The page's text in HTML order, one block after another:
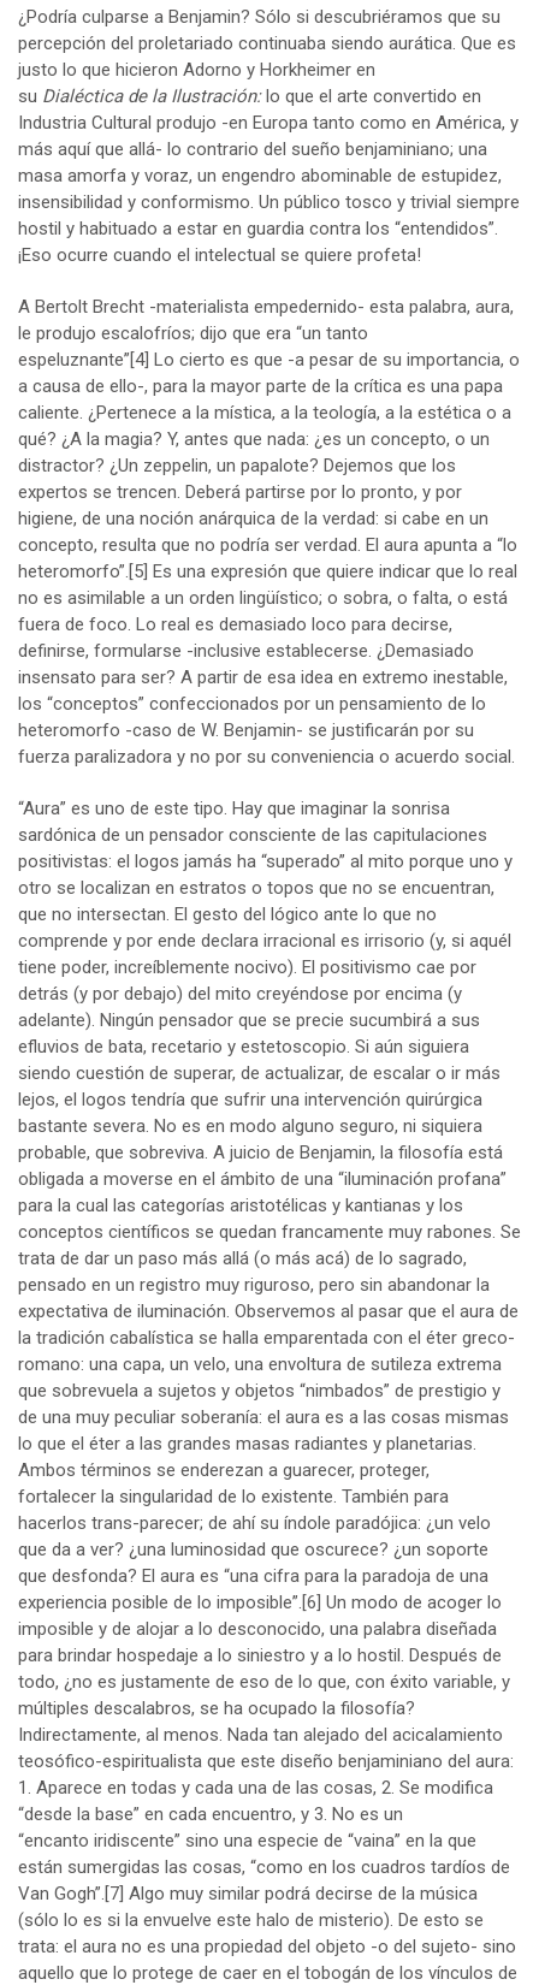
¿Podría culparse a Benjamin? Sólo si descubriéramos que su
percepción del proletariado continuaba siendo aurática. Que es
justo lo que hicieron Adorno y Horkheimer en
su Dialéctica de la Ilustración:lo que el arte convertido en
Industria Cultural produjo -en Europa tanto como en América, y
más aquí que allá- lo contrario del sueño benjaminiano; una
masa amorfa y voraz, un engendro abominable de estupidez,
insensibilidad y conformismo. Un público tosco y trivial siempre
hostil y habituado a estar en guardia contra los “entendidos”.
¡Eso ocurre cuando el intelectual se quiere profeta!
A Bertolt Brecht -materialista empedernido- esta palabra, aura,
le produjo escalofríos; dijo que era “un tanto
espeluznante”[4] Lo cierto es que -a pesar de su importancia, o
a causa de ello-, para la mayor parte de la crítica es una papa
caliente. ¿Pertenece a la mística, a la teología, a la estética o a
qué? ¿A la magia? Y, antes que nada: ¿es un concepto, o un
distractor? ¿Un zeppelin, un papalote? Dejemos que los
expertos se trencen. Deberá partirse por lo pronto, y por
higiene, de una noción anárquica de la verdad: si cabe en un
concepto, resulta que no podría ser verdad. El aura apunta a “lo
heteromorfo”.[5] Es una expresión que quiere indicar que lo real
no es asimilable a un orden lingüístico; o sobra, o falta, o está
fuera de foco. Lo real es demasiado loco para decirse,
definirse, formularse -inclusive establecerse. ¿Demasiado
insensato para ser? A partir de esa idea en extremo inestable,
los “conceptos” confeccionados por un pensamiento de lo
heteromorfo -caso de W. Benjamin- se justificarán por su
fuerza paralizadora y no por su conveniencia o acuerdo social.
“Aura” es uno de este tipo. Hay que imaginar la sonrisa
sardónica de un pensador consciente de las capitulaciones
positivistas: el logos jamás ha “superado” al mito porque uno y
otro se localizan en estratos o topos que no se encuentran,
que no intersectan. El gesto del lógico ante lo que no
comprende y por ende declara irracional es irrisorio (y, si aquél
tiene poder, increíblemente nocivo). El positivismo cae por
detrás (y por debajo) del mito creyéndose por encima (y
adelante). Ningún pensador que se precie sucumbirá a sus
efluvios de bata, recetario y estetoscopio. Si aún siguiera
siendo cuestión de superar, de actualizar, de escalar o ir más
lejos, el logos tendría que sufrir una intervención quirúrgica
bastante severa. No es en modo alguno seguro, ni siquiera
probable, que sobreviva. A juicio de Benjamin, la filosofía está
obligada a moverse en el ámbito de una “iluminación profana”
para la cual las categorías aristotélicas y kantianas y los
conceptos científicos se quedan francamente muy rabones. Se
trata de dar un paso más allá (o más acá) de lo sagrado,
pensado en un registro muy riguroso, pero sin abandonar la
expectativa de iluminación. Observemos al pasar que el aura de
la tradición cabalística se halla emparentada con el éter greco-
romano: una capa, un velo, una envoltura de sutileza extrema
que sobrevuela a sujetos y objetos “nimbados” de prestigio y
de una muy peculiar soberanía: el aura es a las cosas mismas
lo que el éter a las grandes masas radiantes y planetarias.
Ambos términos se enderezan a guarecer, proteger,
fortalecer la singularidad de lo existente. También para
hacerlos trans-parecer; de ahí su índole paradójica: ¿un velo
que da a ver? ¿una luminosidad que oscurece? ¿un soporte
que desfonda? El aura es “una cifra para la paradoja de una
experiencia posible de lo imposible”.[6] Un modo de acoger lo
imposible y de alojar a lo desconocido, una palabra diseñada
para brindar hospedaje a lo siniestro y a lo hostil. Después de
todo, ¿no es justamente de eso de lo que, con éxito variable, y
múltiples descalabros, se ha ocupado la filosofía?
Indirectamente, al menos. Nada tan alejado del acicalamiento
teosófico-espiritualista que este diseño benjaminiano del aura:
1. Aparece en todas y cada una de las cosas, 2. Se modifica
“desde la base” en cada encuentro, y 3. No es un
“encanto iridiscente” sino una especie de “vaina” en la que
están sumergidas las cosas, “como en los cuadros tardíos de
Van Gogh”.[7] Algo muy similar podrá decirse de la música
(sólo lo es si la envuelve este halo de misterio). De esto se
trata: el aura no es una propiedad del objeto -o del sujeto- sino
aquello que lo protege de caer en el tobogán de los vínculos de